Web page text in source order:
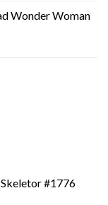
Wonder Woman
#1776